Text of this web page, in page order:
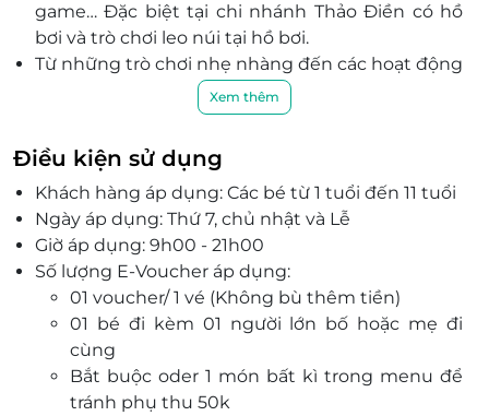
game… Đặc biệt tại chi nhánh Thảo Điền có hồ
bơi và trò chơi leo núi tại hồ bơi.
Từ những trò chơi nhẹ nhàng đến các hoạt động
thể chất đều được thiết kế phù hợp với độ tuổi
an toàntuyệt đối
Mỗi khu vực riêng biệt đều có nhân viên túc trực
theo sát hoạt động vui chơi của các bé.
Ccomaya còn sở hữu thực đơn Âu Á chuẩn vị có
hơn 50 món do các đầu bếp giàu kinh nghiệm
lựa chọn và chế biến.
Ccomaya Kids tổ chức các gói tiệc sinh nhật trọn
gói cho bé, rất thích hợp để phụ huynh lựa chọn
tổ chức tiệc cho bé yêu nhà mình.
Đội ngũ nhân viên chu đáo, nhiệt tình, Ccomaya
Kids hứa hẹn sẽ làm hài lòng mọi quý khách
hàng.
Xem thêm
Điều kiện sử dụng
Khách hàng áp dụng: Các bé từ 1 tuổi đến 11 tuổi
Ngày áp dụng: Thứ 7, chủ nhật và Lễ
Giờ áp dụng: 9h00 - 21h00
Số lượng E-Voucher áp dụng:
01 voucher/ 1 vé (Không bù thêm tiền)
01 bé đi kèm 01 người lớn bố hoặc mẹ đi
cùng
Bắt buộc oder 1 món bất kì trong menu để
tránh phụ thu 50k